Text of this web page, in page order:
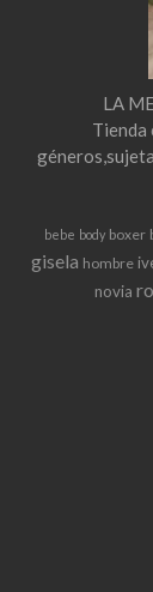
LA
Tienda
bebe body boxer
gisela hombre
novia